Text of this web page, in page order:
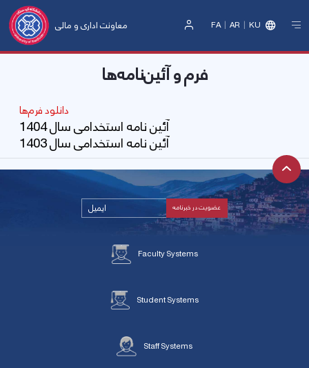
معاونت اداری و مالی
In
FA AR KU
فرم و آئین‌نامه‌ها
دانلود فرم‌ها
آئین نامه استخدامی سال 1404
آئین نامه استخدامی سال 1403
Faculty Systems
Student Systems
Staff Systems